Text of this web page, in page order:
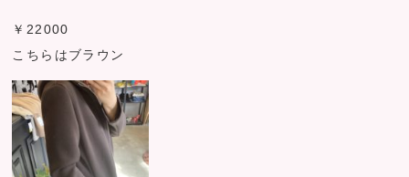
￥22000
こちらはブラウン